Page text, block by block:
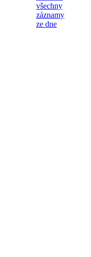
všechny
záznamy
ze dne